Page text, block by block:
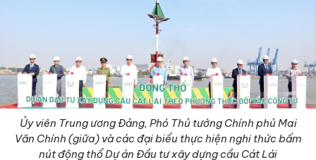
Ủy viên Trung ương Đảng, Phó Thủ tướng Chính phủ Mai
Văn Chính (giữa) và các đại biểu thực hiện nghi thức bấm
nút động thổ Dự án Đầu tư xây dựng cầu Cát Lái